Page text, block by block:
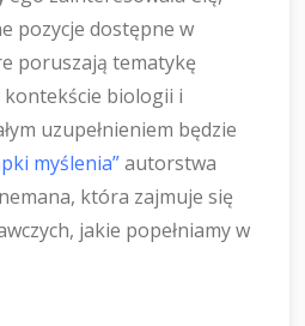
pozycje dostępne w
poruszają tematykę
kontekście biologii i
uzupełnieniem będzie
myślenia”autorstwa
która zajmuje się
jakie popełniamy w